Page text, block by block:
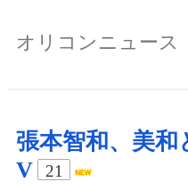
オリコンニュース
張本智和、美和
V
21